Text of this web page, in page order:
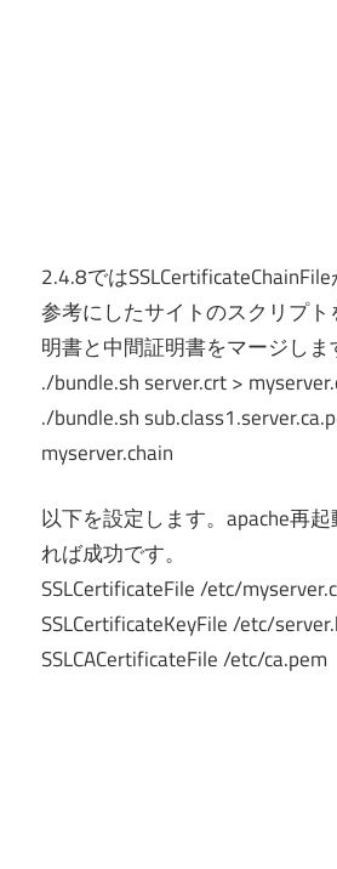
2.4.8では
参考にしたサイトのスクリプ
明書と中間証明書をマージしま
./bundle.sh server.crt >
./bundle.sh
myserver.chain
以下を設定します。apache再
れば成功です。
SSLCertificateFile /etc/
SSLCertificateKeyFile /etc/
SSLCACertificateFile /etc/ca.pem